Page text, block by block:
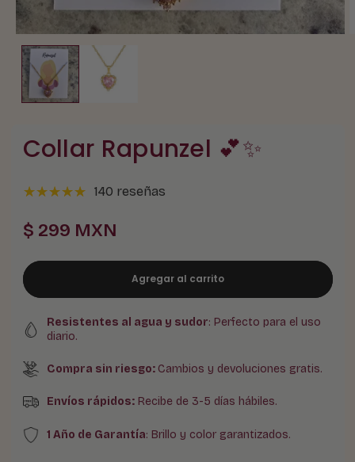
Collar Rapunzel 💕✨
140 reseñas
Precio
$ 299 MXN
Agregar al carrito
Resistentes al agua y sudor: Perfecto para el uso
diario.
Compra sin riesgo: Cambios y devoluciones gratis.
Envíos rápidos:Recibe de 3-5 días hábiles.
1 Año de Garantía: Brillo y color garantizados.